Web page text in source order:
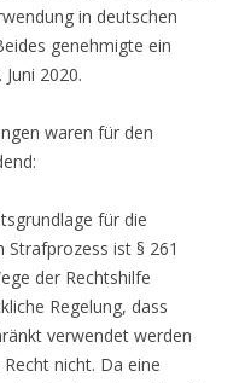
in deutschen
genehmigte ein
2020.
waren für den
für die
ist § 261
der Rechtshilfe
Regelung, dass
verwendet werden
nicht. Da eine